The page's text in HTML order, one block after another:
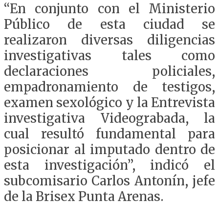
“En conjunto con el Ministerio
Público de esta ciudad se
realizaron diversas diligencias
investigativas tales como
declaraciones policiales,
empadronamiento de testigos,
examen sexológico y la Entrevista
investigativa Videograbada, la
cual resultó fundamental para
posicionar al imputado dentro de
esta investigación”, indicó el
subcomisario Carlos Antonín, jefe
de la Brisex Punta Arenas.